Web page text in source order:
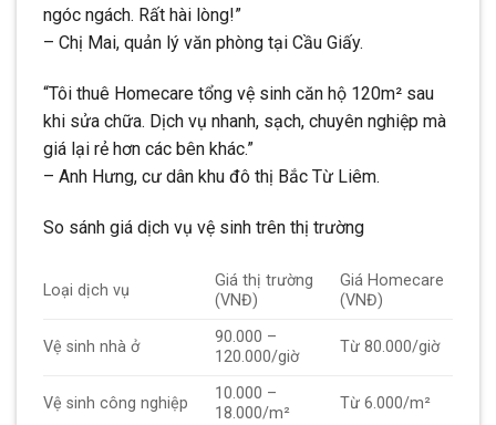
ngóc ngách. Rất hài lòng!”
– Chị Mai, quản lý văn phòng tại Cầu Giấy.
“Tôi thuê Homecare tổng vệ sinh căn hộ 120m² sau
khi sửa chữa. Dịch vụ nhanh, sạch, chuyên nghiệp mà
giá lại rẻ hơn các bên khác.”
– Anh Hưng, cư dân khu đô thị Bắc Từ Liêm.
So sánh giá dịch vụ vệ sinh trên thị trường
Loại dịch vụ
Giá thị trường
(VNĐ)
Giá Homecare
(VNĐ)
Vệ sinh nhà ở
90.000 –
120.000/giờ
Từ 80.000/giờ
Vệ sinh công nghiệp
10.000 –
18.000/m²
Từ 6.000/m²